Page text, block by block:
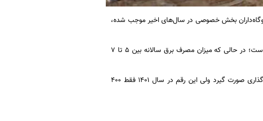
بخش خصوصی در سال‌های اخیر موجب شده،
نرخ رشد ظرفیت نیروگاهی ایران در دهه ۹۰ از ۸.۸ درصد به ۲.۲ درصد کاهش یافته است؛ در حالی که میزان مصرف برق سالانه بین ۵ تا ۷
برای جبران کمبود برق و احداث نیروگاه‌های جدید باید سالانه ۵ میلیارد دلار سرمایه‌گذاری صورت گیرد ولی این رقم در سال ۱۴۰۱ فقط ۴۰۰